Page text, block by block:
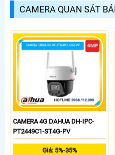
CAMERA QUAN SÁT
CAMERA 4G DAHUA DH-IPC-
PT2449C1-ST4G-PV
Giá: 5%-35%